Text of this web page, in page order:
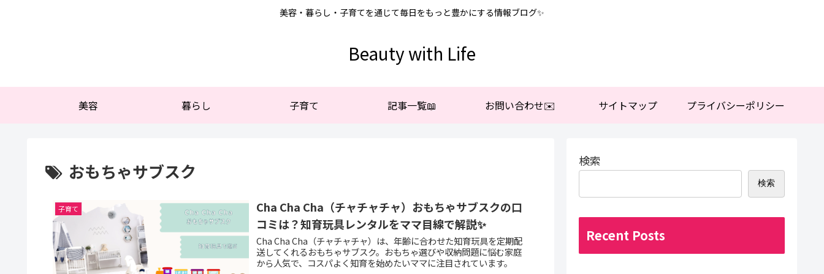
美容・暮らし・子育てを通じて毎日をもっと豊かにする情報ブログ✨
Beauty with Life
美容 暮らし 子育て 記事一覧📖 お問い合わせ✉️ サイトマップ プライバシーポリシー
おもちゃサブスク
子育て
Cha Cha Cha（チャチャチャ）おもちゃサブスクの口
コミは？知育玩具レンタルをママ目線で解説✨
Cha Cha Cha（チャチャチャ）は、年齢に合わせた知育玩具を定期配
送してくれるおもちゃサブスク。おもちゃ選びや収納問題に悩む家庭
から人気で、コスパよく知育を始めたいママに注目されています。
検索
検索
Recent Posts